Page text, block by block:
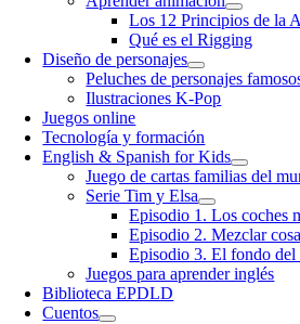
Los 12 Principios de la
Qué es el Rigging
Diseño de personajes
Peluches de personajes
Ilustraciones K-Pop
Juegos online
Tecnología y formación
English & Spanish for Kids
Juego de cartas familias del
Serie Tim y Elsa
Episodio 1. Los coches
Episodio 2. Mezclar
Episodio 3. El fondo del
Juegos para aprender inglés
Biblioteca EPDLD
Cuentos